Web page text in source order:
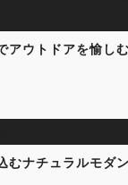
アウトドアを愉し
むナチュラルモダ